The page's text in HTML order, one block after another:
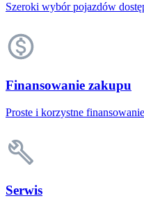
Szeroki wybór pojazdów
Finansowanie zakupu
Proste i korzystne
Serwis